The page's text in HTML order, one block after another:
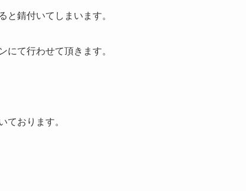
錆付いてしまいます。
て行わせて頂きます。
ております。